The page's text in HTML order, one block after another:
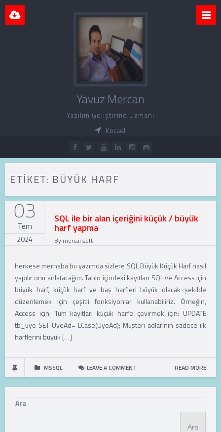
Yavuz Mercan
Yazılım Geliştirme Uzmanı
Kocaeli
ETIKET: BÜYÜK HARF
03
Tem
2024
SQL ile bir alan içeriğini küçük / büyük
harf yapma
By mercansoft
herkese merhaba bu yazımda sizlere SQL Büyük Küçük Harf nasıl
yapılır onu anlatacağım. Tablo içindeki kayıtları SQL ve Access için
büyük harf, küçük harf ve baş harfleri büyük olacak şekilde
düzenlemek için çeşitli fonksiyonlar kullanabiliriz. Örneğin,
Access için: Tüm kayıtları küçük harfe çevirmek için: UPDATE
tb_uye SET UyeAd= LCase(UyeAd); Müşteri adlarının sadece ilk
harflerini büyük […]
MSSQL LEAVE A COMMENT READ MORE
Ara
Ara